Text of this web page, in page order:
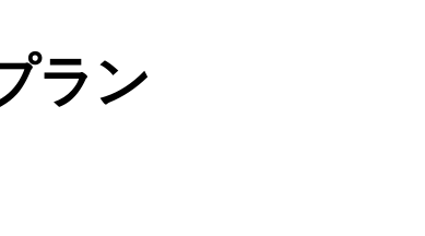
ラン